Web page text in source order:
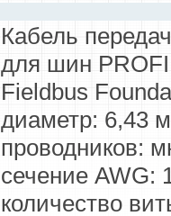
Кабель
для шин
Fieldbus
диаметр: 6,43
проводников:
сечение AWG:
количество